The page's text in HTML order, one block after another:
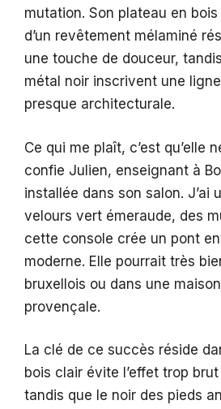
mutation. Son plateau en
d’un revêtement mélaminé
une touche de douceur,
métal noir inscrivent une
presque architecturale.
Ce qui me plaît, c’est qu’elle
confie Julien, enseignant à
installée dans son salon. J’ai
velours vert émeraude, des
cette console crée un pont
moderne. Elle pourrait très
bruxellois ou dans une
provençale.
La clé de ce succès réside
bois clair évite l’effet trop
tandis que le noir des pieds